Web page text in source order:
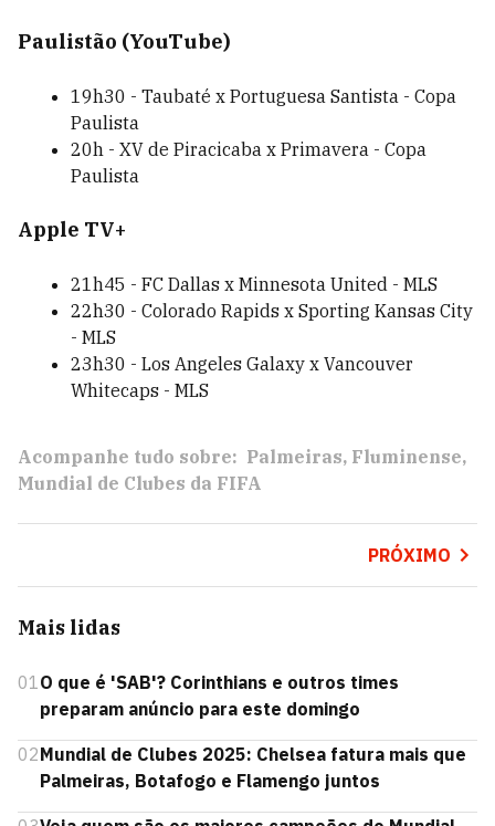
Paulistão (YouTube)
19h30 - Taubaté x Portuguesa Santista - Copa
Paulista
20h - XV de Piracicaba x Primavera - Copa
Paulista
Apple TV+
21h45 - FC Dallas x Minnesota United - MLS
22h30 - Colorado Rapids x Sporting Kansas City
- MLS
23h30 - Los Angeles Galaxy x Vancouver
Whitecaps - MLS
Acompanhe tudo sobre: Palmeiras Fluminense
Mundial de Clubes da FIFA
PRÓXIMO
Mais lidas
01O que é 'SAB'? Corinthians e outros times
preparam anúncio para este domingo
02Mundial de Clubes 2025: Chelsea fatura mais que
Palmeiras, Botafogo e Flamengo juntos